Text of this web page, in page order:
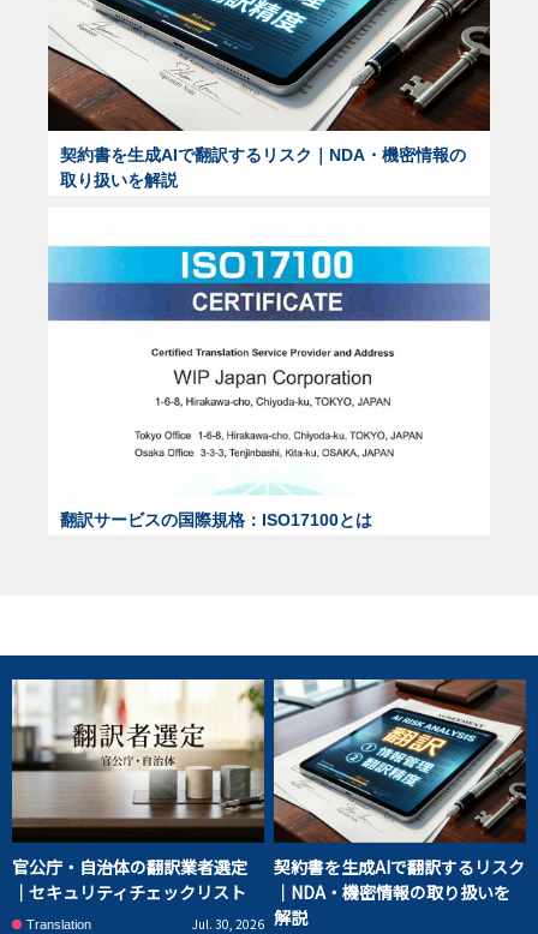
契約書を生成AIで翻訳するリスク｜NDA・機密情報の
取り扱いを解説
翻訳サービスの国際規格：ISO17100とは
官公庁・自治体の翻訳業者選定
｜セキュリティチェックリスト
Translation Jul. 30, 2026
契約書を生成AIで翻訳するリスク
｜NDA・機密情報の取り扱いを
解説